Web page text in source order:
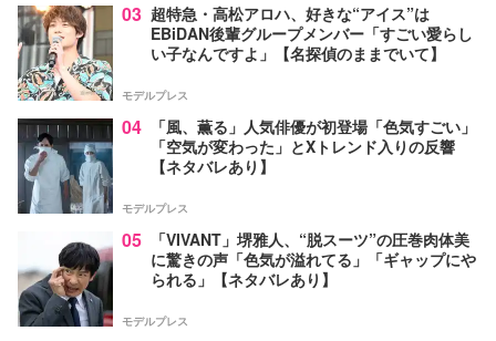
03 超特急・高松アロハ、好きな“アイス”は
EBiDAN後輩グループメンバー「すごい愛らし
い子なんですよ」【名探偵のままでいて】
モデルプレス
04
「風、薫る」人気俳優が初登場「色気すごい」
「空気が変わった」とXトレンド入りの反響
【ネタバレあり】
モデルプレス
05
「VIVANT」堺雅人、“脱スーツ”の圧巻肉体美
に驚きの声「色気が溢れてる」「ギャップにや
られる」【ネタバレあり】
モデルプレス